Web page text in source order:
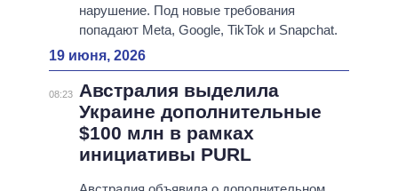
нарушение. Под новые требования
попадают Meta, Google, TikTok и Snapchat.
19 июня, 2026
08:23
Австралия выделила
Украине дополнительные
$100 млн в рамках
инициативы PURL